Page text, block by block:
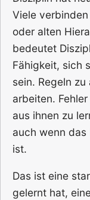
Viele
oder alten
bedeutet
Fähigkeit, sich
sein. Regeln
arbeiten.
aus ihnen zu
auch wenn
ist.
Das ist eine
gelernt hat,